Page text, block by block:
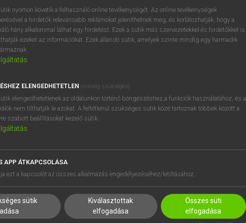
BELÉPÉS
próbaverziójának elindításához
regisztrálok ésbelépek.
REGISZTRÁCIÓ
SÚGÓ
RÓLUNK
SÜTI BEÁLLÍTÁSOK
nyomon követik a felhasználó online tevékenységét. Az online tevékenységek
a hirdetők relevánsabb reklámokat jeleníthetnek meg, és korlátozhatják, hogy a
hány alkalommal láthat egy hirdetést. Ezek a sütik más szervezetekkel és hirdetőkkel is
ezeket az információkat. Ezek állandó sütik, amelyek szinte mindig egy harmadik
ELENGEDHETETLEN (mindig szükséges)
elengedhetetlenek az oldalunkon történő böngészéshez,a funkciók használatához, és a
nem tilthatják le azokat. A feltétlenül szükséges sütik közé tartoznak többek között a
szabott beállításokat kezelő sütik.
APP ÁTKAPCSOLÁSA
ezt a kapcsolót az összes alkalmazás engedélyezéséhez/letiltásához.
sütik
Kiválasztottak
elfogadása
Összes süti
elfogadása